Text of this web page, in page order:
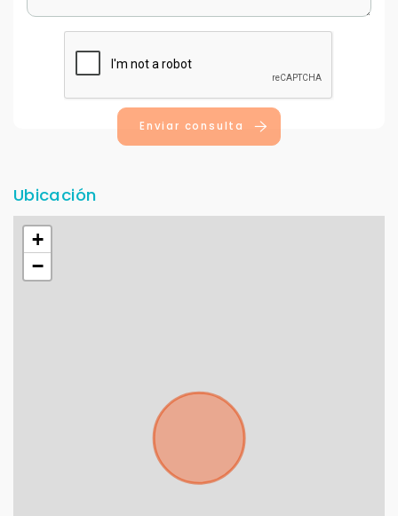
Enviar consulta
Ubicación
+
−
Déjanos tus datos para identificar tu consulta en el
sistema de gestión de clientes.